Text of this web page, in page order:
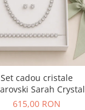
Set cadou cristale
Sarah Crystal
615,00 RON